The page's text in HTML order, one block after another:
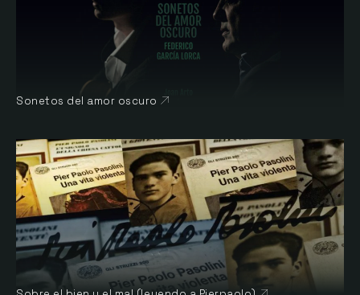
Sonetos del amor oscuro Abre en nueva ventana